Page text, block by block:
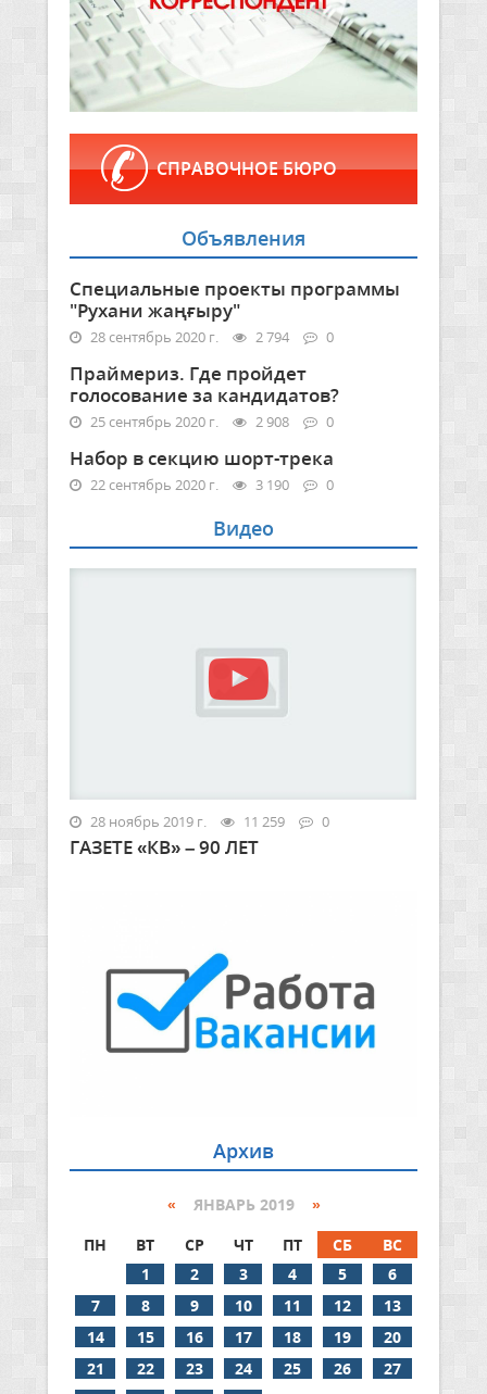
СПРАВОЧНОЕ БЮРО
Объявления
Специальные проекты программы
"Рухани жаңғыру"
28 сентябрь 2020 г. 2 794 0
Праймериз. Где пройдет
голосование за кандидатов?
25 сентябрь 2020 г. 2 908 0
Набор в секцию шорт-трека
22 сентябрь 2020 г. 3 190 0
Видео
28 ноябрь 2019 г. 11 259 0
ГАЗЕТЕ «КВ» – 90 ЛЕТ
Архив
« ЯНВАРЬ 2019 »
ПН
ВТ СР ЧТ ПТ СБ
ВС
1
2 3 4 5
6
7
8 9 10 11 12
13
14
15 16 17 18 19
20
21
22 23 24 25 26
27